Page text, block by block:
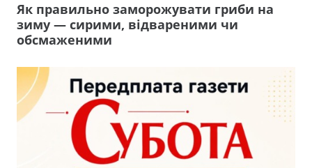
Як правильно заморожувати гриби на
зиму — сирими, відвареними чи
обсмаженими